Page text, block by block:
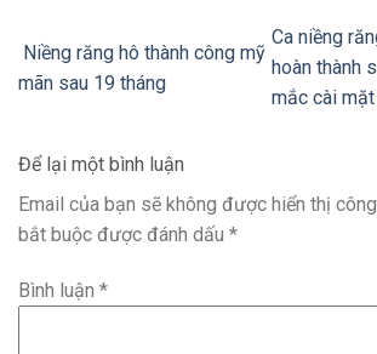
Niềng răng hô thành công mỹ
mãn sau 19 tháng
Ca niềng
hoàn thành
mắc cài
Để lại một bình luận
Email của bạn sẽ không được hiển thị
bắt buộc được đánh dấu *
Bình luận *